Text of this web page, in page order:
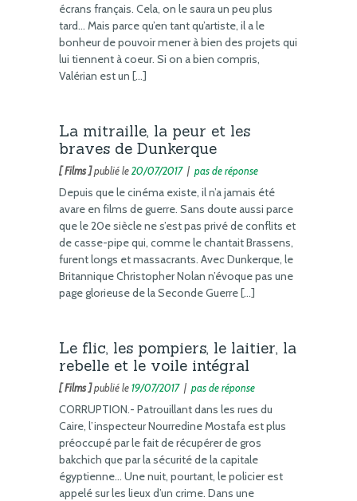
écrans français. Cela, on le saura un peu plus
tard… Mais parce qu’en tant qu’artiste, il a le
bonheur de pouvoir mener à bien des projets qui
lui tiennent à coeur. Si on a bien compris,
Valérian est un […]
La mitraille, la peur et les
braves de Dunkerque
[ Films ]publié le20/07/2017| pas de réponse
Depuis que le cinéma existe, il n’a jamais été
avare en films de guerre. Sans doute aussi parce
que le 20e siècle ne s’est pas privé de conflits et
de casse-pipe qui, comme le chantait Brassens,
furent longs et massacrants. Avec Dunkerque, le
Britannique Christopher Nolan n’évoque pas une
page glorieuse de la Seconde Guerre […]
Le flic, les pompiers, le laitier, la
rebelle et le voile intégral
[ Films ]publié le19/07/2017| pas de réponse
CORRUPTION.- Patrouillant dans les rues du
Caire, l’inspecteur Nourredine Mostafa est plus
préoccupé par le fait de récupérer de gros
bakchich que par la sécurité de la capitale
égyptienne… Une nuit, pourtant, le policier est
appelé sur les lieux d’un crime. Dans une